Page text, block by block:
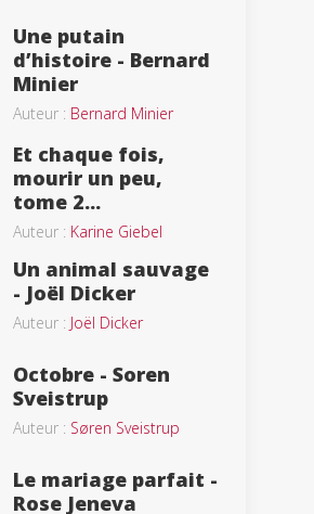
Une putain
d’histoire - Bernard
Minier
Auteur : Bernard Minier
Et chaque fois,
mourir un peu,
tome 2...
Auteur : Karine Giebel
Un animal sauvage
- Joël Dicker
Auteur : Joël Dicker
Octobre - Soren
Sveistrup
Auteur : Søren Sveistrup
Le mariage parfait -
Rose Jeneva